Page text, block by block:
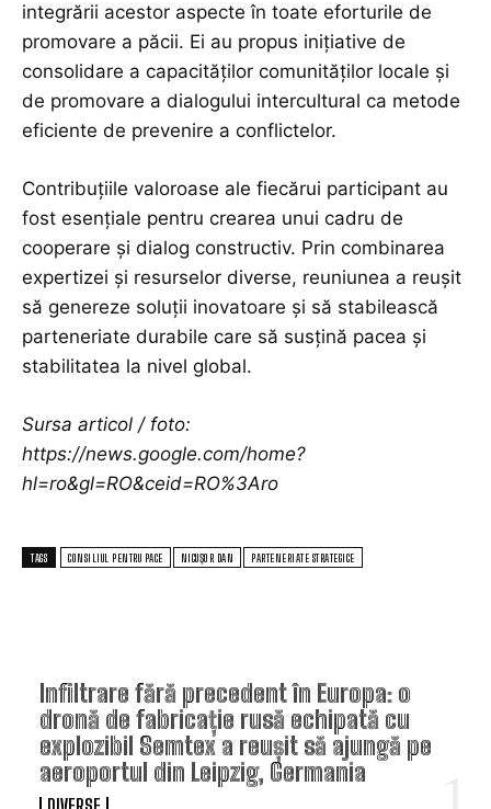
Infiltrare fără precedent în Europa: o
dronă de fabricație rusă echipată cu
explozibil Semtex a reușit să ajungă pe
aeroportul din Leipzig, Germania
integrării acestor aspecte în toate eforturile de
promovare a păcii. Ei au propus inițiative de
consolidare a capacităților comunităților locale și
de promovare a dialogului intercultural ca metode
eficiente de prevenire a conflictelor.
Contribuțiile valoroase ale fiecărui participant au
fost esențiale pentru crearea unui cadru de
cooperare și dialog constructiv. Prin combinarea
expertizei și resurselor diverse, reuniunea a reușit
să genereze soluții inovatoare și să stabilească
parteneriate durabile care să susțină pacea și
stabilitatea la nivel global.
Sursa articol / foto:
https://news.google.com/home?
hl=ro&gl=RO&ceid=RO%3Aro
TAGS CONSILIUL PENTRU PACE NICUȘOR DAN PARTENERIATE STRATEGICE